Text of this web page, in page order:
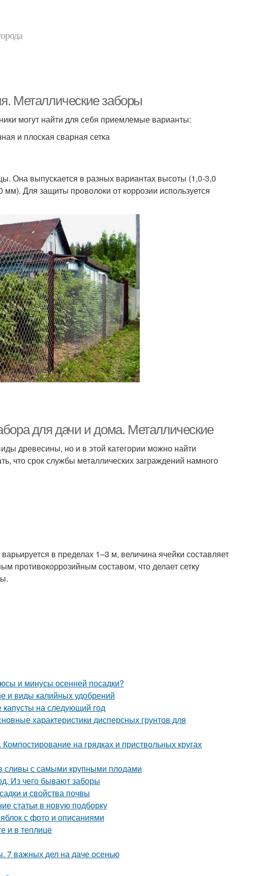
Металлические заборы
могут найти для себя приемлемые варианты:
и плоская сварная сетка
Она выпускается в разных вариантах высоты (1,0-3,0
Для защиты проволоки от коррозии используется
для дачи и дома. Металлические
древесины, но и в этой категории можно найти
что срок службы металлических заграждений намного
в пределах 1–3 м, величина ячейки составляет
противокоррозийным составом, что делает сетку
и минусы осенней посадки?
и виды калийных удобрений
капусты на следующий год
характеристики дисперсных грунтов для
на грядках и приствольных кругах
сливы с самыми крупными плодами
Из чего бывают заборы
и свойства почвы
статьи в новую подборку
с фото и описаниями
и в теплице
7 важных дел на даче осенью